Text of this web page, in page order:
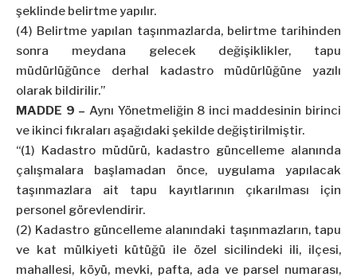
şeklinde belirtme yapılır.
(4) Belirtme yapılan taşınmazlarda, belirtme tarihinden
sonra meydana gelecek değişiklikler, tapu
müdürlüğünce derhal kadastro müdürlüğüne yazılı
olarak bildirilir.”
MADDE 9 – Aynı Yönetmeliğin 8 inci maddesinin birinci
ve ikinci fıkraları aşağıdaki şekilde değiştirilmiştir.
“(1) Kadastro müdürü, kadastro güncelleme alanında
çalışmalara başlamadan önce, uygulama yapılacak
taşınmazlara ait tapu kayıtlarının çıkarılması için
personel görevlendirir.
(2) Kadastro güncelleme alanındaki taşınmazların, tapu
ve kat mülkiyeti kütüğü ile özel sicilindeki ili, ilçesi,
mahallesi, köyü, mevki, pafta, ada ve parsel numarası,